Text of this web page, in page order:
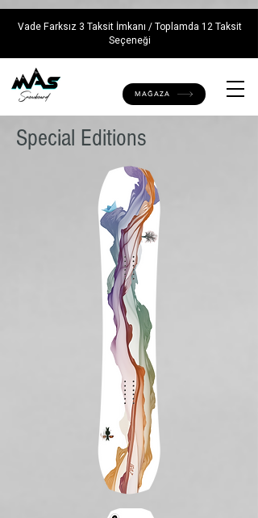
Vade Farksız 3 Taksit İmkanı / Toplamda 12 Taksit
Seçeneği
MAĞAZA
Special Editions